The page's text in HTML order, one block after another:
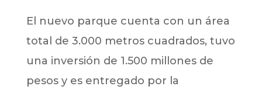
El nuevo parque cuenta con un área
total de 3.000 metros cuadrados, tuvo
una inversión de 1.500 millones de
pesos y es entregado por la